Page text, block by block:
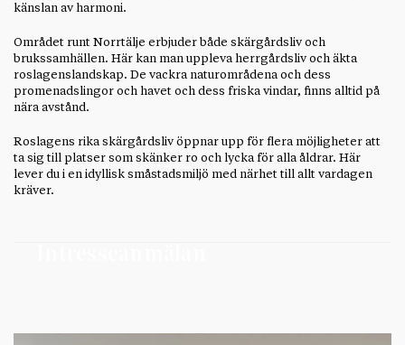
känslan av harmoni.
Området runt Norrtälje erbjuder både skärgårdsliv och
brukssamhällen. Här kan man uppleva herrgårdsliv och äkta
roslagenslandskap. De vackra naturområdena och dess
promenadslingor och havet och dess friska vindar, finns alltid på
nära avstånd.
Roslagens rika skärgårdsliv öppnar upp för flera möjligheter att
ta sig till platser som skänker ro och lycka för alla åldrar. Här
lever du i en idyllisk småstadsmiljö med närhet till allt vardagen
kräver.